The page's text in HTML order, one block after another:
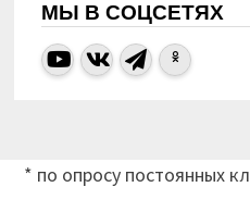
МЫ В СОЦСЕТЯХ
* по опросу постоянных